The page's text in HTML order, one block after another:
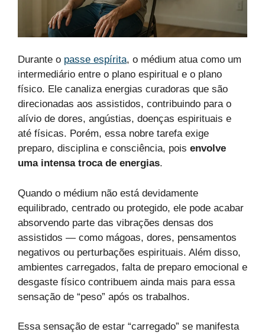
Durante o passe espírita, o médium atua como um
intermediário entre o plano espiritual e o plano
físico. Ele canaliza energias curadoras que são
direcionadas aos assistidos, contribuindo para o
alívio de dores, angústias, doenças espirituais e
até físicas. Porém, essa nobre tarefa exige
preparo, disciplina e consciência, pois envolve
uma intensa troca de energias.
Quando o médium não está devidamente
equilibrado, centrado ou protegido, ele pode acabar
absorvendo parte das vibrações densas dos
assistidos — como mágoas, dores, pensamentos
negativos ou perturbações espirituais. Além disso,
ambientes carregados, falta de preparo emocional e
desgaste físico contribuem ainda mais para essa
sensação de “peso” após os trabalhos.
Essa sensação de estar “carregado” se manifesta